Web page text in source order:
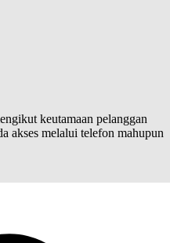
keutamaan pelanggan
akses melalui telefon mahupun